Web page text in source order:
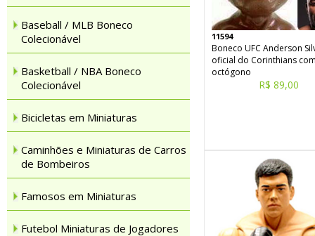
Baseball / MLB Boneco
Colecionável
Basketball / NBA Boneco
Colecionável
Bicicletas em Miniaturas
Caminhões e Miniaturas de Carros
de Bombeiros
Famosos em Miniaturas
Futebol Miniaturas de Jogadores
11594
Boneco UFC Anderson
oficial do Corinthians
octógono
R$ 89,00